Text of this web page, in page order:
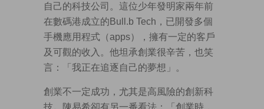
自己的科技公司。這位少年發明家兩年前
在數碼港成立的Bull.b Tech，已開發多個
手機應用程式（apps），擁有一定的客戶
及可觀的收入。他坦承創業很辛苦，也笑
言：「我正在追逐自己的夢想」。
創業不一定成功，尤其是高風險的創新科
技。陳易希卻有另一番看法：「創業時，